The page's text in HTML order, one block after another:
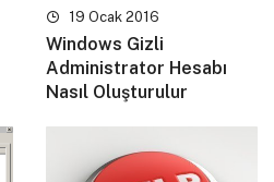
19 Ocak 2016
Windows Gizli
Administrator Hesabı
Nasıl Oluşturulur